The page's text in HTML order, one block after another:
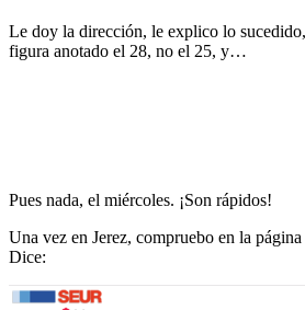
Le doy la dirección, le explico lo
figura anotado el 28, no el 25, y…
Pues nada, el miércoles. ¡Son rápidos!
Una vez en Jerez, compruebo en la
Dice: